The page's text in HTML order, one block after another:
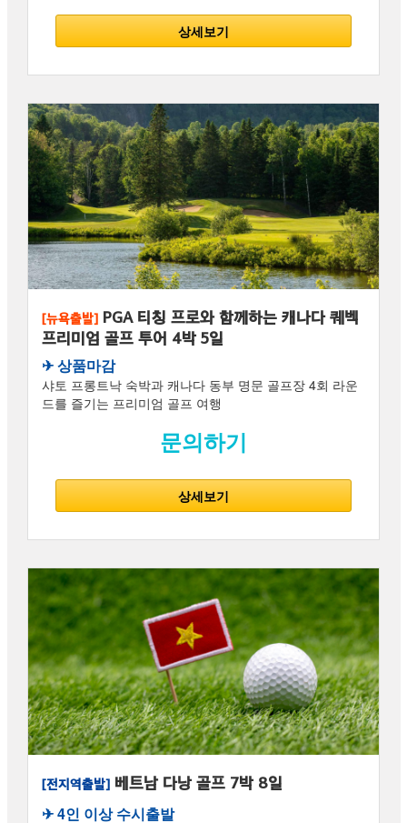
상세보기
[뉴욕출발] PGA 티칭 프로와 함께하는 캐나다 퀘벡
프리미엄 골프 투어 4박 5일
✈︎ 상품마감
샤토 프롱트낙 숙박과 캐나다 동부 명문 골프장 4회 라운
드를 즐기는 프리미엄 골프 여행
문의하기
상세보기
[전지역출발] 베트남 다낭 골프 7박 8일
✈︎ 4인 이상 수시출발